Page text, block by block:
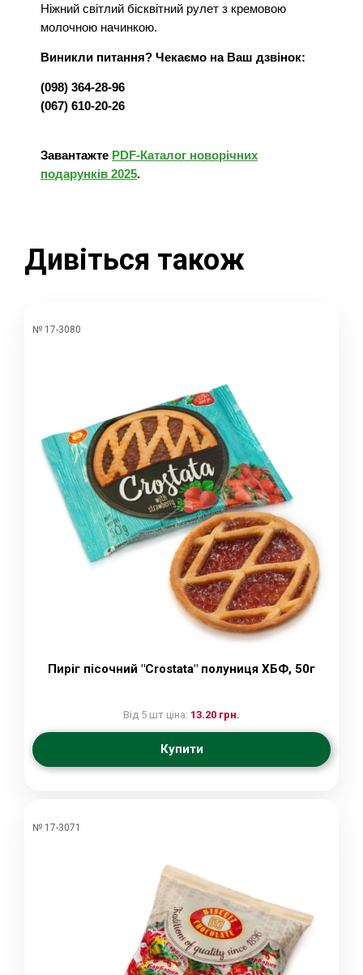
Ніжний світлий бісквітний рулет з кремовою
молочною начинкою.
Виникли питання? Чекаємо на Ваш дзвінок:
(098) 364-28-96
(067) 610-20-26
Завантажте PDF-Каталог новорічних
подарунків 2025.
Дивіться також
№ 17-3080
Пиріг пісочний "Crostata" полуниця ХБФ, 50г
Від 5 шт ціна: 13.20 грн.
Купити
№ 17-3071